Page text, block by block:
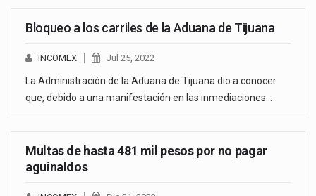
Bloqueo a los carriles de la Aduana de Tijuana
INCOMEX Jul 25, 2022
La Administración de la Aduana de Tijuana dio a conocer
que, debido a una manifestación en las inmediaciones…
Multas de hasta 481 mil pesos por no pagar
aguinaldos